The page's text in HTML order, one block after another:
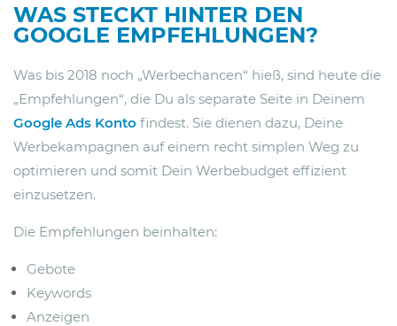
WAS STECKT HINTER DEN
GOOGLE EMPFEHLUNGEN?
Was bis 2018 noch „Werbechancen“ hieß, sind heute die
„Empfehlungen“, die Du als separate Seite in Deinem
Google Ads Konto findest. Sie dienen dazu, Deine
Werbekampagnen auf einem recht simplen Weg zu
optimieren und somit Dein Werbebudget effizient
einzusetzen.
Die Empfehlungen beinhalten:
Gebote
Keywords
Anzeigen